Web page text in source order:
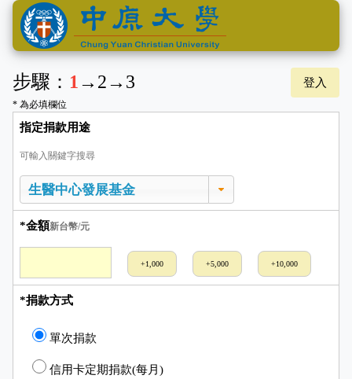
步驟： 1→ 2→ 3 登入
* 為必填欄位
指定捐款用途
可輸入關鍵字搜尋
*金額新台幣/元
+1,000 +5,000 +10,000
*捐款方式
單次捐款
信用卡定期捐款(每月)